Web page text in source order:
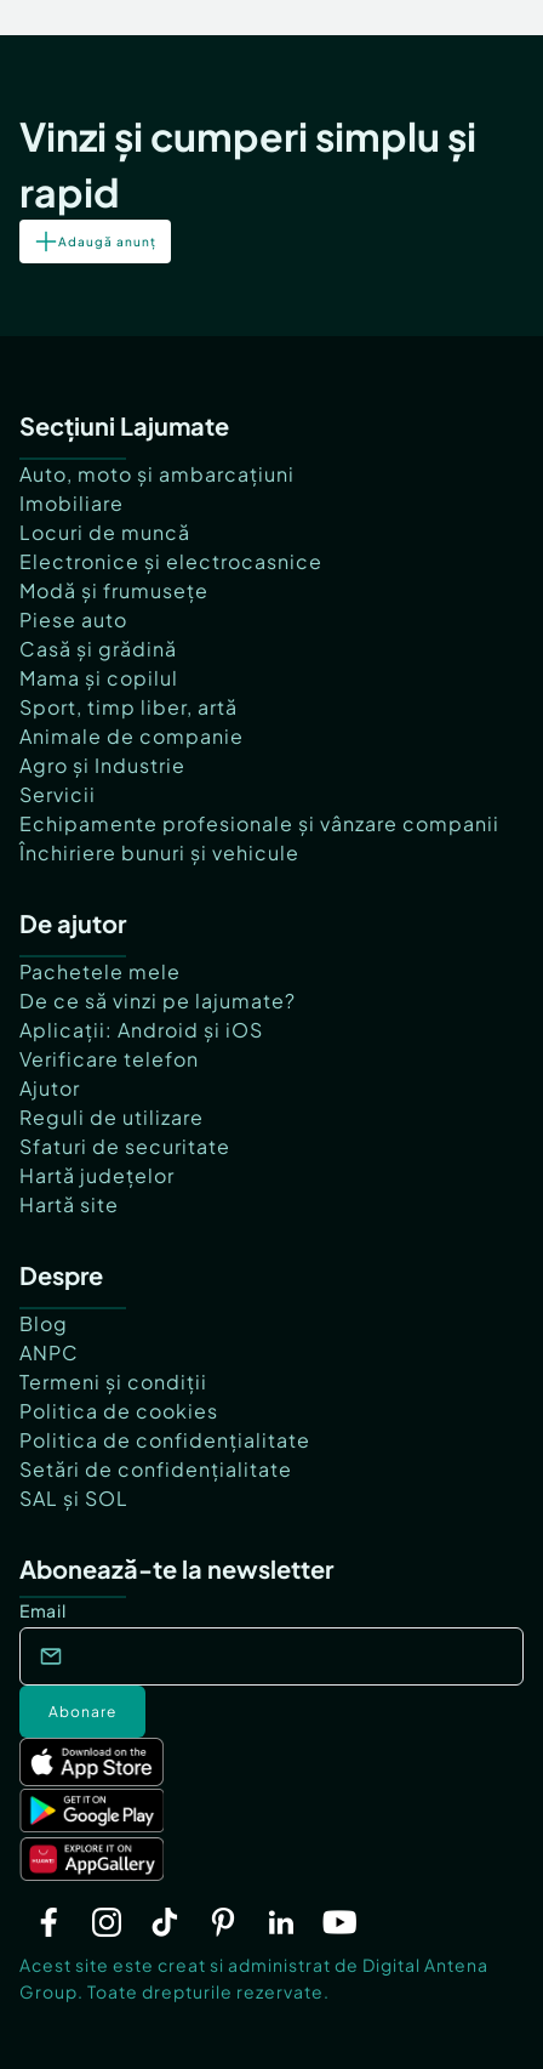
Vinzi și cumperi simplu și
rapid
Adaugă anunț
Secțiuni Lajumate
Auto, moto și ambarcațiuni
Imobiliare
Locuri de muncă
Electronice și electrocasnice
Modă și frumusețe
Piese auto
Casă și grădină
Mama și copilul
Sport, timp liber, artă
Animale de companie
Agro și Industrie
Servicii
Echipamente profesionale și vânzare companii
Închiriere bunuri și vehicule
De ajutor
Pachetele mele
De ce să vinzi pe lajumate?
Aplicații: Android și iOS
Verificare telefon
Ajutor
Reguli de utilizare
Sfaturi de securitate
Hartă județelor
Hartă site
Despre
Blog
ANPC
Termeni și condiții
Politica de cookies
Politica de confidențialitate
Setări de confidențialitate
SAL și SOL
Abonează-te la newsletter
Email
Abonare
Acest site este creat si administrat de Digital Antena
Group. Toate drepturile rezervate.